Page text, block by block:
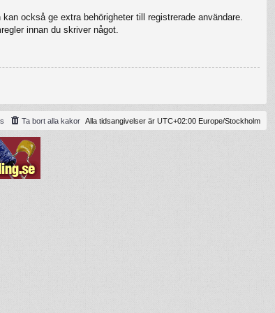
också ge extra behörigheter till registrerade användare.
innan du skriver något.
Alla tidsangivelser är UTC+02:00 Europe/Stockholm
Ta bort alla kakor